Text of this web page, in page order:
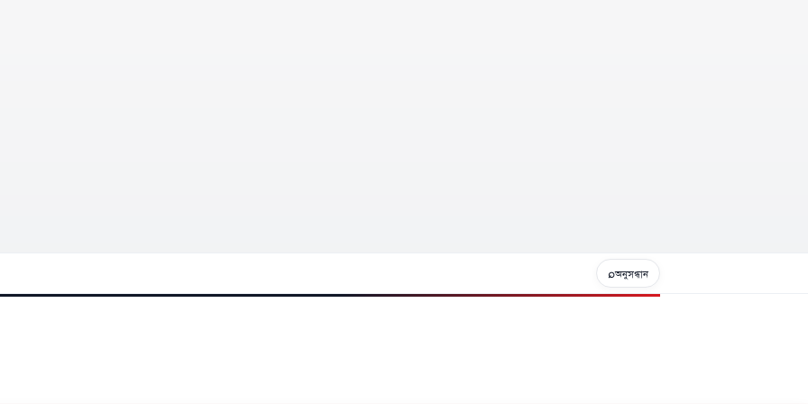
⌕অনুসন্ধান